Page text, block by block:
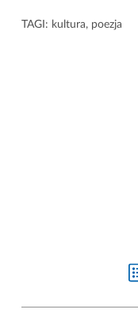
TAGI: kultura, poezja